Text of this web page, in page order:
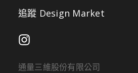
追蹤 Design Market
通量三維股份有限公司